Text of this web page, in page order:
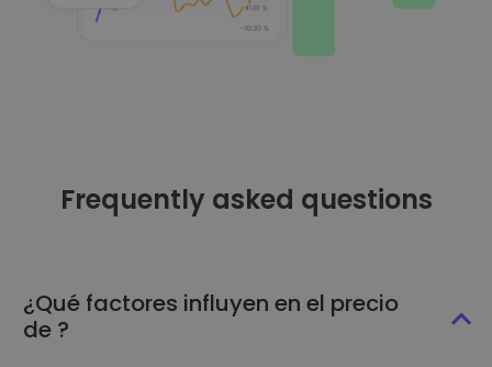
Frequently asked questions
¿Qué factores influyen en el precio
de ?